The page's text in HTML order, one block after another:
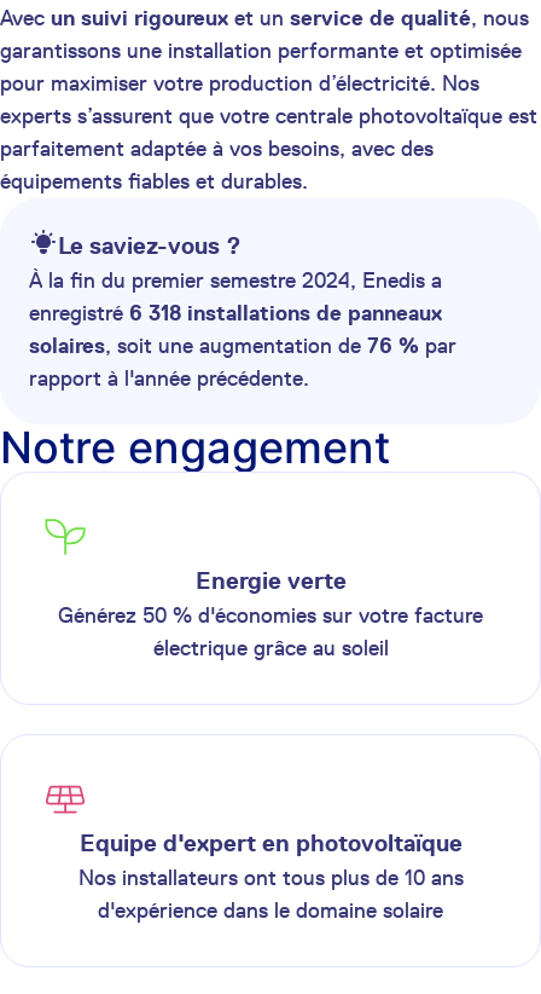
Avec un suivi rigoureux et un service de qualité, nous
garantissons une installation performante et optimisée
pour maximiser votre production d’électricité. Nos
experts s’assurent que votre centrale photovoltaïque est
parfaitement adaptée à vos besoins, avec des
équipements fiables et durables.
Le saviez-vous ?
À la fin du premier semestre 2024, Enedis a
enregistré 6 318 installations de panneaux
solaires, soit une augmentation de 76 % par
rapport à l'année précédente.
Notre engagement
Energie verte
Générez 50 % d'économies sur votre facture
électrique grâce au soleil
Equipe d'expert en photovoltaïque
Nos installateurs ont tous plus de 10 ans
d'expérience dans le domaine solaire